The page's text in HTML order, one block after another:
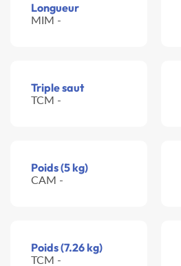
Longueur
MIM -
Triple saut
TCM -
Poids (5 kg)
CAM -
Poids (7.26 kg)
TCM -